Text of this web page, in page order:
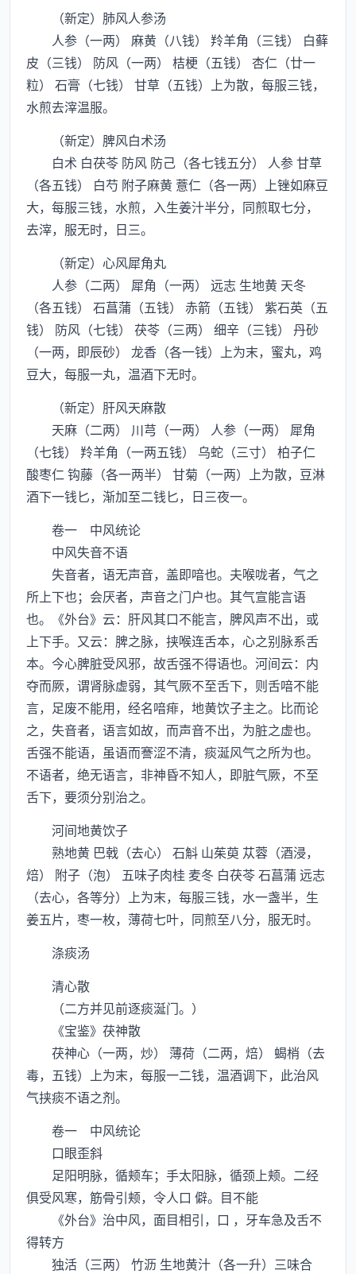
（新定）肺风人参汤
人参（一两） 麻黄（八钱） 羚羊角（三钱） 白藓
皮（三钱） 防风（一两） 桔梗（五钱） 杏仁（廿一
粒） 石膏（七钱） 甘草（五钱）上为散，每服三钱，
水煎去滓温服。
（新定）脾风白术汤
白术 白茯苓 防风 防己（各七钱五分） 人参 甘草
（各五钱） 白芍 附子麻黄 薏仁（各一两）上锉如麻豆
大，每服三钱，水煎，入生姜汁半分，同煎取七分，
去滓，服无时，日三。
（新定）心风犀角丸
人参（二两） 犀角（一两） 远志 生地黄 天冬
（各五钱） 石菖蒲（五钱） 赤箭（五钱） 紫石英（五
钱） 防风（七钱） 茯苓（三两） 细辛（三钱） 丹砂
（一两，即辰砂） 龙香（各一钱）上为末，蜜丸，鸡
豆大，每服一丸，温酒下无时。
（新定）肝风天麻散
天麻（二两） 川芎（一两） 人参（一两） 犀角
（七钱） 羚羊角（一两五钱） 乌蛇（三寸） 柏子仁
酸枣仁 钩藤（各一两半） 甘菊（一两）上为散，豆淋
酒下一钱匕，渐加至二钱匕，日三夜一。
卷一 中风统论
中风失音不语
失音者，语无声音，盖即喑也。夫喉咙者，气之
所上下也；会厌者，声音之门户也。其气宣能言语
也。《外台》云：肝风其口不能言，脾风声不出，或
上下手。又云：脾之脉，挟喉连舌本，心之别脉系舌
本。今心脾脏受风邪，故舌强不得语也。河间云：内
夺而厥，谓肾脉虚弱，其气厥不至舌下，则舌喑不能
言，足废不能用，经名喑痱，地黄饮子主之。比而论
之，失音者，语言如故，而声音不出，为脏之虚也。
舌强不能语，虽语而謇涩不清，痰涎风气之所为也。
不语者，绝无语言，非神昏不知人，即脏气厥，不至
舌下，要须分别治之。
河间地黄饮子
熟地黄 巴戟（去心） 石斛 山茱萸 苁蓉（酒浸，
焙） 附子（泡） 五味子肉桂 麦冬 白茯苓 石菖蒲 远志
（去心，各等分）上为末，每服三钱，水一盏半，生
姜五片，枣一枚，薄荷七叶，同煎至八分，服无时。
涤痰汤
清心散
（二方并见前逐痰涎门。）
《宝鉴》茯神散
茯神心（一两，炒） 薄荷（二两，焙） 蝎梢（去
毒，五钱）上为末，每服一二钱，温酒调下，此治风
气挟痰不语之剂。
卷一 中风统论
口眼歪斜
足阳明脉，循颊车；手太阳脉，循颈上颊。二经
俱受风寒，筋骨引颊，令人口 僻。目不能
《外台》治中风，面目相引，口 ，牙车急及舌不
得转方
独活（三两） 竹沥 生地黄汁（各一升）三味合